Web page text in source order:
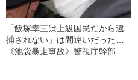
「飯塚幸三は上級国民だから逮
捕されない」は間違いだった…
《池袋暴走事故》警視庁幹部が